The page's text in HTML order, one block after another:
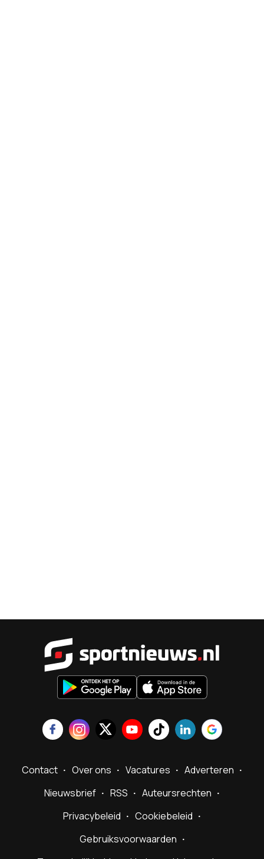
Contact Over ons Vacatures
Adverteren
Nieuwsbrief
RSS
Auteursrechten
Privacybeleid
Cookiebeleid
Gebruiksvoorwaarden